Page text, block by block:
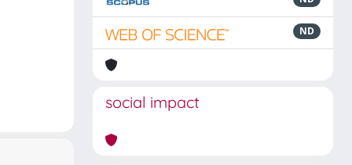
ND
social impact